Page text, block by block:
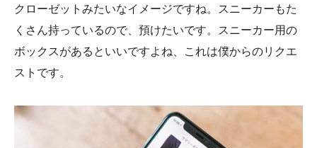
クローゼットみたいなイメージですね。スニーカーもた
くさん持っているので、預けたいです。スニーカー用の
ボックスがあるといいですよね、これは僕からのリクエ
ストです。